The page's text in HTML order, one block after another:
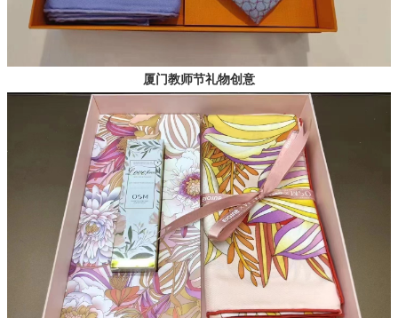
厦门教师节礼物创意